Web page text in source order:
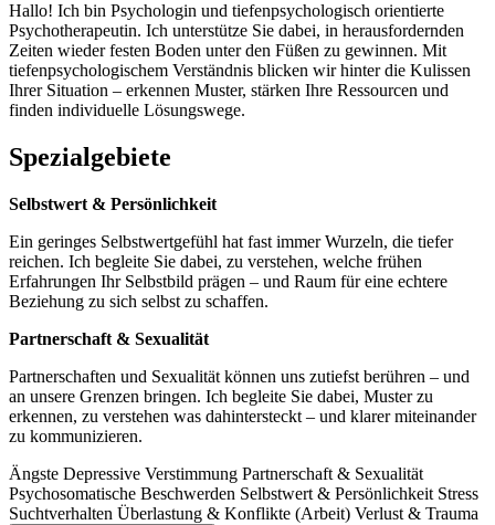
Hallo! Ich bin Psychologin und tiefenpsychologisch orientierte
Psychotherapeutin. Ich unterstütze Sie dabei, in herausfordernden
Zeiten wieder festen Boden unter den Füßen zu gewinnen. Mit
tiefenpsychologischem Verständnis blicken wir hinter die Kulissen
Ihrer Situation – erkennen Muster, stärken Ihre Ressourcen und
finden individuelle Lösungswege.
Spezialgebiete
Selbstwert & Persönlichkeit
Ein geringes Selbstwertgefühl hat fast immer Wurzeln, die tiefer
reichen. Ich begleite Sie dabei, zu verstehen, welche frühen
Erfahrungen Ihr Selbstbild prägen – und Raum für eine echtere
Beziehung zu sich selbst zu schaffen.
Partnerschaft & Sexualität
Partnerschaften und Sexualität können uns zutiefst berühren – und
an unsere Grenzen bringen. Ich begleite Sie dabei, Muster zu
erkennen, zu verstehen was dahintersteckt – und klarer miteinander
zu kommunizieren.
Ängste Depressive Verstimmung Partnerschaft & Sexualität
Psychosomatische Beschwerden Selbstwert & Persönlichkeit Stress
Suchtverhalten Überlastung & Konflikte (Arbeit) Verlust & Trauma